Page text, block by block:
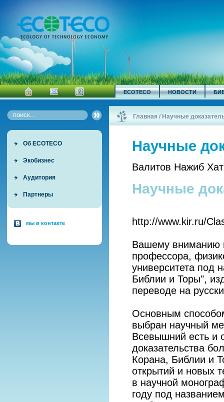
ECOTECO НОВОСТИ
Об ECOTECO
Экобизнес
Аудитория
Партнеры
мы в контакте
Главная / Научные
Научные
Валитов Нажиб
Научные
http://www.kir.ru/
Вашему вниманию
профессора,
университета под
Библии и Торы",
переводе на
Основным
выбран научный
Всевышний есть и
доказательства
Корана, Библии и
открытий и новых
в научной
году под